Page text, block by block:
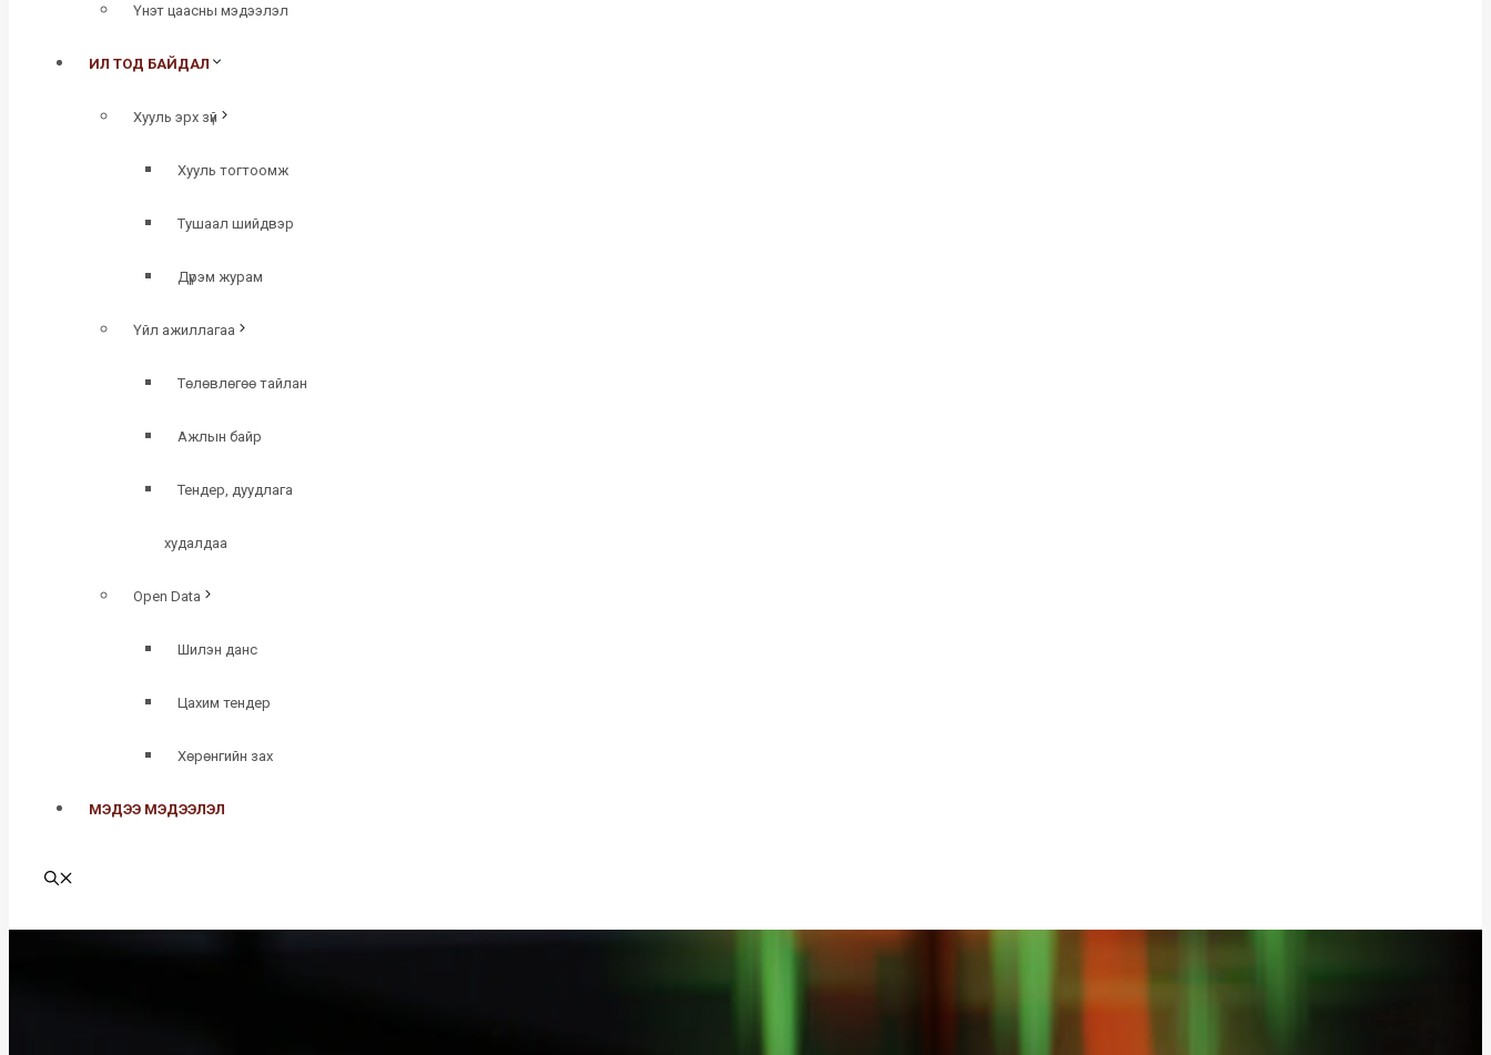
Үнэт цаасны мэдээлэл
ИЛ ТОД БАЙДАЛ
Хууль эрх зүй
Хууль тогтоомж
Тушаал шийдвэр
Дүрэм журам
Үйл ажиллагаа
Төлөвлөгөө тайлан
Ажлын байр
Тендер, дуудлага
худалдаа
Open Data
Шилэн данс
Цахим тендер
Хөрөнгийн зах
МЭДЭЭ МЭДЭЭЛЭЛ